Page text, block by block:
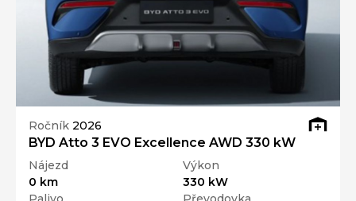
Ročník 2026
BYD Atto 3 EVO Excellence AWD 330 kW
Nájezd
0 km
Výkon
330 kW